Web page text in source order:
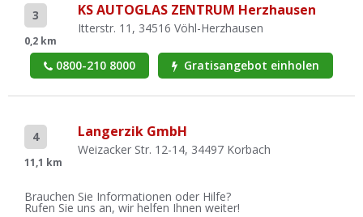
3
0,2 km
KS AUTOGLAS ZENTRUM Herzhausen
Itterstr. 11, 34516 Vöhl-Herzhausen
0800-210 8000 Gratisangebot einholen
4
11,1 km
Langerzik GmbH
Weizacker Str. 12-14, 34497 Korbach
Brauchen Sie Informationen oder Hilfe?
Rufen Sie uns an, wir helfen Ihnen weiter!